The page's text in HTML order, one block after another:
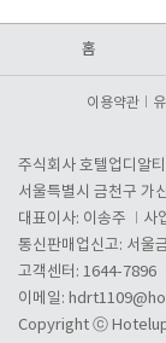
홈
이용약관
주식회사 호텔업디알티
서울특별시 금천구 가
대표이사: 이송주
사
통신판매업신고: 서울
고객센터: 1644-7896
이메일:
Copyright ⓒ